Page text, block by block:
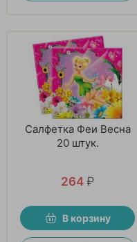
Салфетка Феи Весна
20 штук.
264 ₽
В корзину